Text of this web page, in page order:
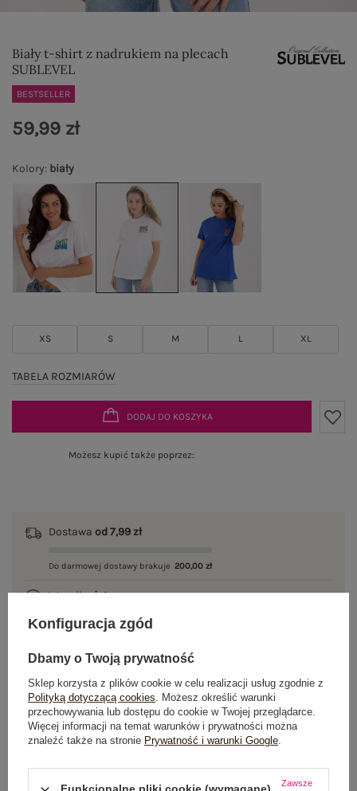
Biały t-shirt z nadrukiem na plecach
SUBLEVEL
BESTSELLER
Kolory: biały
XS S M L XL
TABELA ROZMIARÓW
59,99 zł
DODAJ DO KOSZYKA
Możesz kupić także poprzez:
Dostawa od 7,99 zł
Do darmowej dostawy brakuje 200,00 zł
Wysyłkajutro
100 dni na zwrot
OPIS PRODUKTU
GŁÓWNE PARAMETRY
Konfiguracja zgód
Dbamy o Twoją prywatność
Sklep korzysta z plików cookie w celu realizacji usług zgodnie z
Polityką dotyczącą cookies. Możesz określić warunki
przechowywania lub dostępu do cookie w Twojej przeglądarce.
Więcej informacji na temat warunków i prywatności można
znaleźć także na stronie Prywatność i warunki Google.
Zawsze